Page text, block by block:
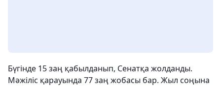
Бүгінде 15 заң қабылданып, Сенатқа жолданды.
Мәжіліс қарауында 77 заң жобасы бар. Жыл соңына